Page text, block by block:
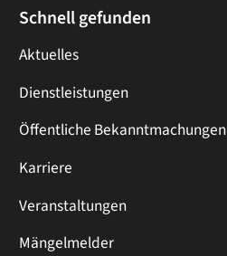
Schnell gefunden
Aktuelles
Dienstleistungen
Öffentliche Bekanntmachungen
Karriere
Veranstaltungen
Mängelmelder